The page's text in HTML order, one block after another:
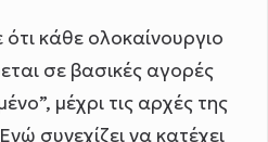
κάθε ολοκαίνουργιο
σε βασικές αγορές
μέχρι τις αρχές της
συνεχίζει να κατέχει